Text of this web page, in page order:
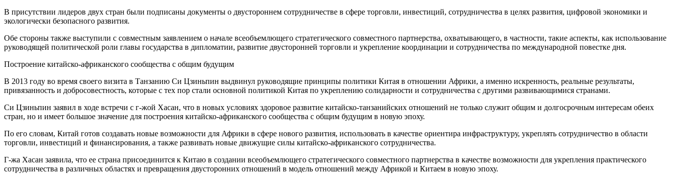
В присутствии лидеров двух стран были подписаны документы о двустороннем сотрудничестве в сфере торговли, инвестиций, сотрудничества в целях развития, цифровой экономики и
экологически безопасного развития.
Обе стороны также выступили с совместным заявлением о начале всеобъемлющего стратегического совместного партнерства, охватывающего, в частности, такие аспекты, как использование
руководящей политической роли главы государства в дипломатии, развитие двусторонней торговли и укрепление координации и сотрудничества по международной повестке дня.
Построение китайско-африканского сообщества с общим будущим
В 2013 году во время своего визита в Танзанию Си Цзиньпин выдвинул руководящие принципы политики Китая в отношении Африки, а именно искренность, реальные результаты,
привязанность и добросовестность, которые с тех пор стали основной политикой Китая по укреплению солидарности и сотрудничества с другими развивающимися странами.
Си Цзиньпин заявил в ходе встречи с г-жой Хасан, что в новых условиях здоровое развитие китайско-танзанийских отношений не только служит общим и долгосрочным интересам обеих
стран, но и имеет большое значение для построения китайско-африканского сообщества с общим будущим в новую эпоху.
По его словам, Китай готов создавать новые возможности для Африки в сфере нового развития, использовать в качестве ориентира инфраструктуру, укреплять сотрудничество в области
торговли, инвестиций и финансирования, а также развивать новые движущие силы китайско-африканского сотрудничества.
Г-жа Хасан заявила, что ее страна присоединится к Китаю в создании всеобъемлющего стратегического совместного партнерства в качестве возможности для укрепления практического
сотрудничества в различных областях и превращения двусторонних отношений в модель отношений между Африкой и Китаем в новую эпоху.